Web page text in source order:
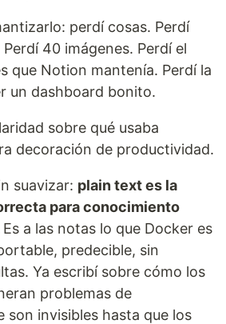
perdí cosas. Perdí
40 imágenes. Perdí el
que Notion mantenía. Perdí la
un dashboard bonito.
sobre qué usaba
decoración de productividad.
suavizar: plain text es la
para conocimiento
Es a las notas lo que Docker es
predecible, sin
Ya escribí sobre cómo los
problemas de
son invisibles hasta que los